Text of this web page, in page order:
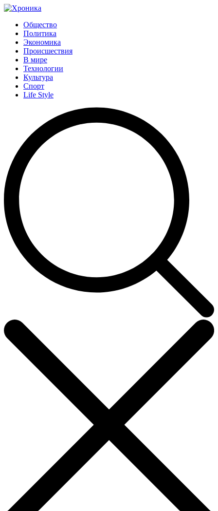
Общество
Политика
Экономика
Происшествия
В мире
Технологии
Культура
Спорт
Life Style